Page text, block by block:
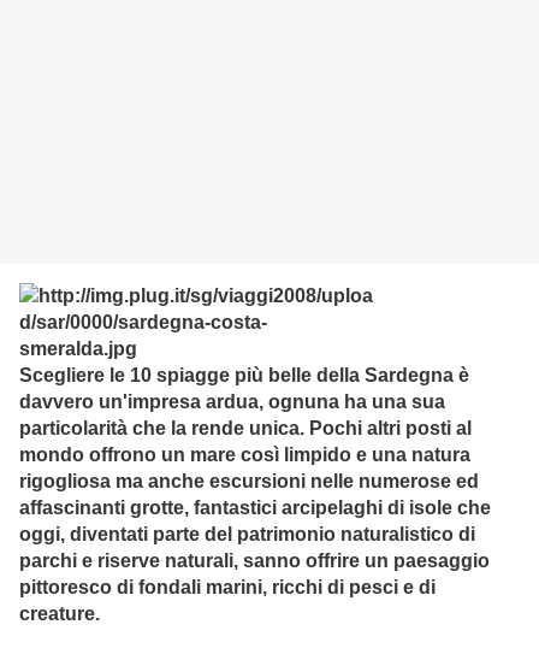
Scegliere le 10 spiagge più belle della Sardegna è
davvero un'impresa ardua, ognuna ha una sua
particolarità che la rende unica. Pochi altri posti al
mondo offrono un mare così limpido e una natura
rigogliosa ma anche escursioni nelle numerose ed
affascinanti grotte, fantastici arcipelaghi di isole che
oggi, diventati parte del patrimonio naturalistico di
parchi e riserve naturali, sanno offrire un paesaggio
pittoresco di fondali marini, ricchi di pesci e di
creature.